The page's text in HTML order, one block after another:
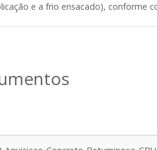
e a frio ensacado), conforme